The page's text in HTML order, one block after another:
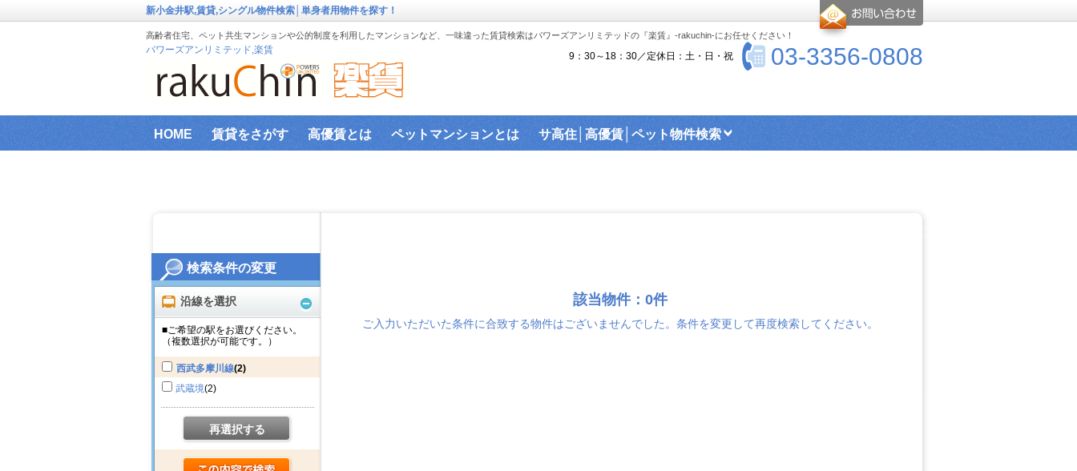
検索条件の変更
沿線を選択
■ご希望の駅をお選びください。
（複数選択が可能です。）
西武多摩川線(2)
武蔵境(2)
再選択する
新小金井駅,賃貸,シングル物件検索│単身者用物件を探す！
高齢者住宅、ペット共生マンションや公的制度を利用したマンションなど、一味違った賃貸検索はパワーズアンリミテッドの『楽賃』-rakuchin-にお任せください！
パワーズアンリミテッド,楽賃 03-3356-0808
9：30～18：30／定休日：土・日・祝
HOME 賃貸をさがす 高優賃とは ペットマンションとは サ高住│高優賃│ペット物件検索
横浜市高齢者向け地域優良賃貸住宅
該当物件：0件
ご入力いただいた条件に合致する物件はございませんでした。条件を変更して再度検索してください。